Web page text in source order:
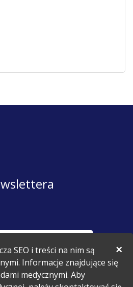
×
SEO i treści na nim są
Informacje znajdujące się
medycznymi. Aby